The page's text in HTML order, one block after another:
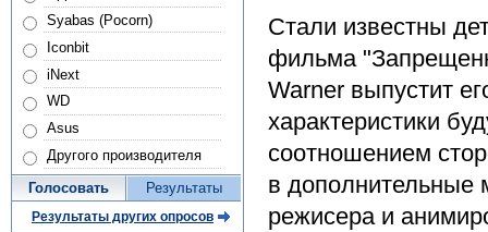
Стали известны
фильма
Warner выпустит
характеристики
соотношением
в дополнительные
режисера и
Syabas (Pocorn)
Iconbit
iNext
WD
Asus
Другого производителя
Голосовать Результаты
Результаты других опросов